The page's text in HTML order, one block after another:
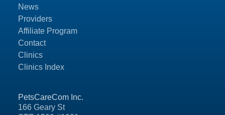
PetsCareCom Inc.
166 Geary St
News
Providers
Affiliate Program
Contact
Clinics
Clinics Index